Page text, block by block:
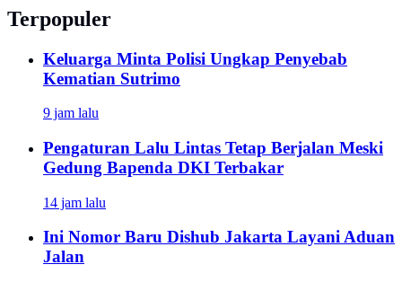
Terpopuler
Keluarga Minta Polisi Ungkap Penyebab
Kematian Sutrimo
9 jam lalu
Pengaturan Lalu Lintas Tetap Berjalan Meski
Gedung Bapenda DKI Terbakar
14 jam lalu
Ini Nomor Baru Dishub Jakarta Layani Aduan
Jalan